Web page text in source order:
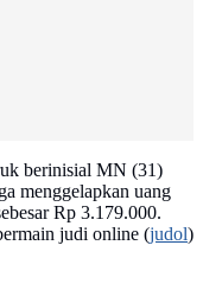
berinisial MN (31)
menggelapkan uang
Rp 3.179.000.
judi online (judol)